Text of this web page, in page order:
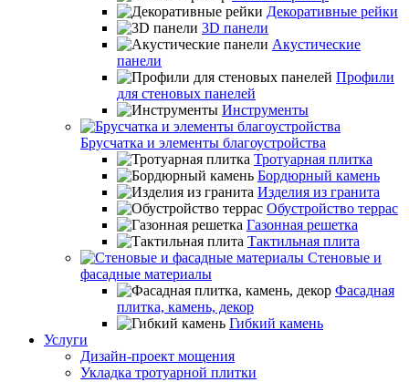
Декоративные рейки
3D панели
Акустические
панели
Профили
для стеновых панелей
Инструменты
Брусчатка и элементы благоустройства
Тротуарная плитка
Бордюрный камень
Изделия из гранита
Обустройство террас
Газонная решетка
Тактильная плита
Стеновые и
фасадные материалы
Фасадная
плитка, камень, декор
Гибкий камень
Услуги
Дизайн-проект мощения
Укладка тротуарной плитки